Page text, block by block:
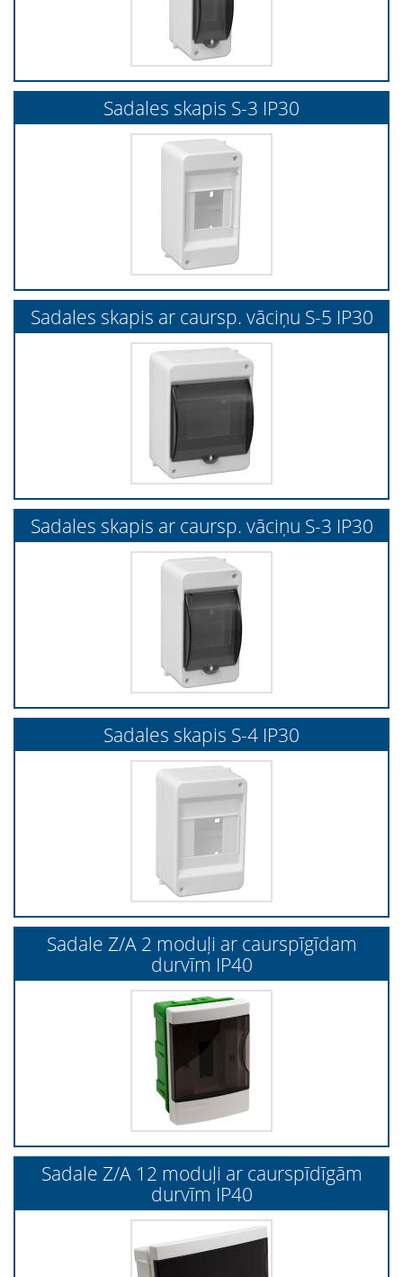
Sadales skapis S-3 IP30
Sadales skapis ar caursp. vāciņu S-5 IP30
Sadales skapis ar caursp. vāciņu S-3 IP30
Sadales skapis S-4 IP30
Sadale Z/A 2 moduļi ar caurspīgīdam
durvīm IP40
Sadale Z/A 12 moduļi ar caurspīdīgām
durvīm IP40